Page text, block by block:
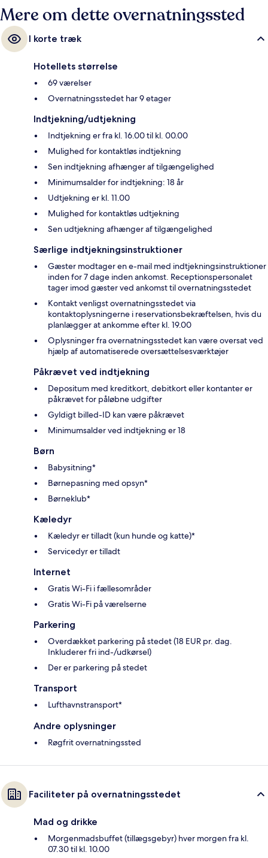
Mere om dette overnatningssted
I korte træk
Hotellets størrelse
69 værelser
Overnatningsstedet har 9 etager
Indtjekning/udtjekning
Indtjekning er fra kl. 16.00 til kl. 00.00
Mulighed for kontaktløs indtjekning
Sen indtjekning afhænger af tilgængelighed
Minimumsalder for indtjekning: 18 år
Udtjekning er kl. 11.00
Mulighed for kontaktløs udtjekning
Sen udtjekning afhænger af tilgængelighed
Særlige indtjekningsinstruktioner
Gæster modtager en e-mail med indtjekningsinstruktioner
inden for 7 dage inden ankomst. Receptionspersonalet
tager imod gæster ved ankomst til overnatningsstedet
Kontakt venligst overnatningsstedet via
kontaktoplysningerne i reservationsbekræftelsen, hvis du
planlægger at ankomme efter kl. 19.00
Oplysninger fra overnatningsstedet kan være oversat ved
hjælp af automatiserede oversættelsesværktøjer
Påkrævet ved indtjekning
Depositum med kreditkort, debitkort eller kontanter er
påkrævet for påløbne udgifter
Gyldigt billed-ID kan være påkrævet
Minimumsalder ved indtjekning er 18
Børn
Babysitning*
Børnepasning med opsyn*
Børneklub*
Kæledyr
Kæledyr er tilladt (kun hunde og katte)*
Servicedyr er tilladt
Internet
Gratis Wi-Fi i fællesområder
Gratis Wi-Fi på værelserne
Parkering
Overdækket parkering på stedet (18 EUR pr. dag.
Inkluderer fri ind-/udkørsel)
Der er parkering på stedet
Transport
Lufthavnstransport*
Andre oplysninger
Røgfrit overnatningssted
Faciliteter på overnatningsstedet
Mad og drikke
Morgenmadsbuffet (tillægsgebyr) hver morgen fra kl.
07.30 til kl. 10.00